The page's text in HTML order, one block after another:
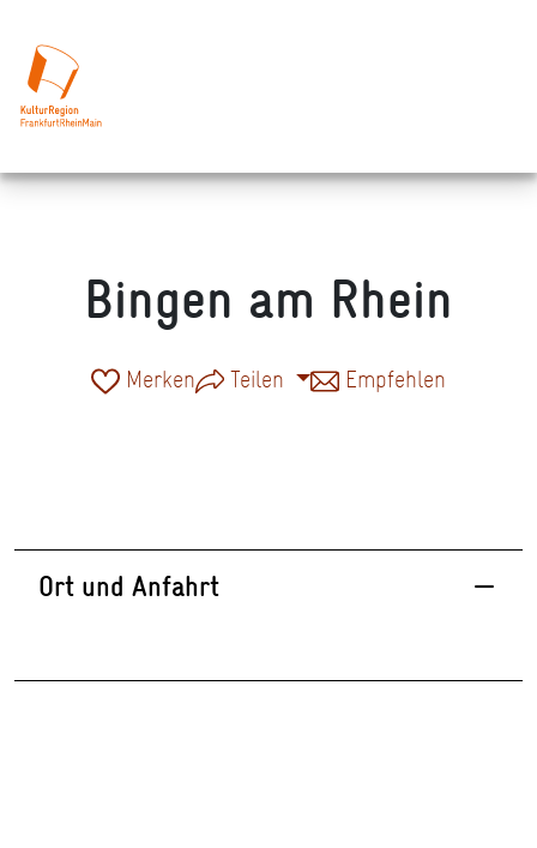
Bingen am Rhein
Merken Teilen Empfehlen
Ort und Anfahrt